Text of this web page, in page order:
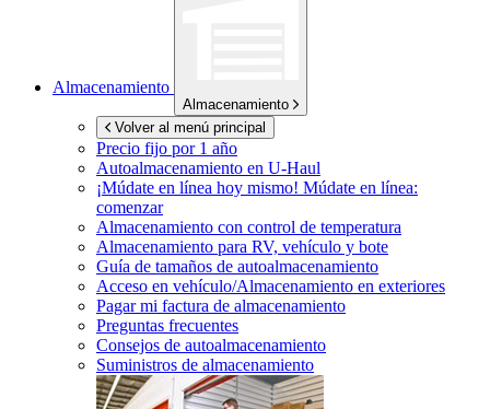
Almacenamiento
Almacenamiento
Volver al menú principal
Precio fijo por 1 año
Autoalmacenamiento en U-Haul
¡Múdate en línea hoy mismo! Múdate en línea:
comenzar
Almacenamiento con control de temperatura
Almacenamiento para RV, vehículo y bote
Guía de tamaños de autoalmacenamiento
Acceso en vehículo/Almacenamiento en exteriores
Pagar mi factura de almacenamiento
Preguntas frecuentes
Consejos de autoalmacenamiento
Suministros de almacenamiento